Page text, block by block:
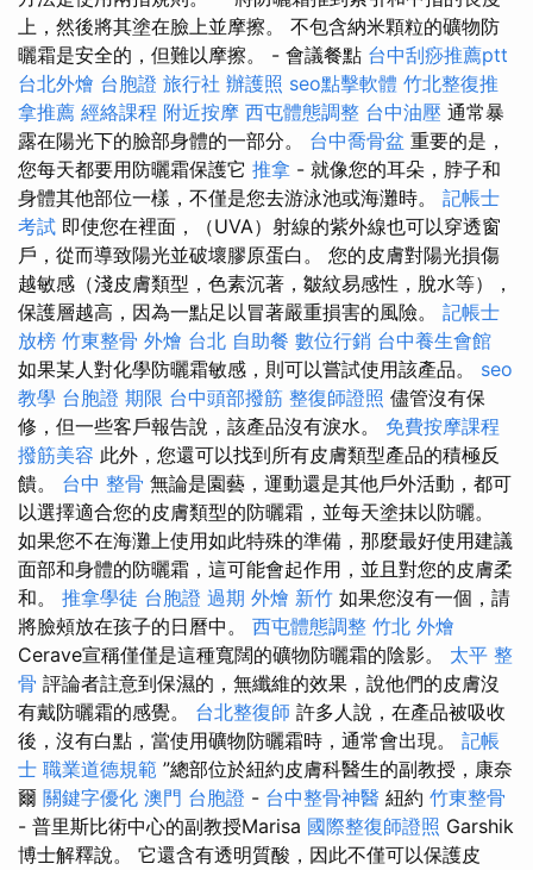
上，然後將其塗在臉上並摩擦。 不包含納米顆粒的礦物防
曬霜是安全的，但難以摩擦。 - 會議餐點 台中刮痧推薦ptt
台北外燴 台胞證 旅行社 辦護照 seo點擊軟體 竹北整復推
拿推薦 經絡課程 附近按摩 西屯體態調整 台中油壓 通常暴
露在陽光下的臉部身體的一部分。 台中喬骨盆 重要的是，
您每天都要用防曬霜保護它 推拿 - 就像您的耳朵，脖子和
身體其他部位一樣，不僅是您去游泳池或海灘時。 記帳士
考試 即使您在裡面，（UVA）射線的紫外線也可以穿透窗
戶，從而導致陽光並破壞膠原蛋白。 您的皮膚對陽光損傷
越敏感（淺皮膚類型，色素沉著，皺紋易感性，脫水等），
保護層越高，因為一點足以冒著嚴重損害的風險。 記帳士
放榜 竹東整骨 外燴 台北 自助餐 數位行銷 台中養生會館
如果某人對化學防曬霜敏感，則可以嘗試使用該產品。 seo
教學 台胞證 期限 台中頭部撥筋 整復師證照 儘管沒有保
修，但一些客戶報告說，該產品沒有淚水。 免費按摩課程
撥筋美容 此外，您還可以找到所有皮膚類型產品的積極反
饋。 台中 整骨 無論是園藝，運動還是其他戶外活動，都可
以選擇適合您的皮膚類型的防曬霜，並每天塗抹以防曬。
如果您不在海灘上使用如此特殊的準備，那麼最好使用建議
面部和身體的防曬霜，這可能會起作用，並且對您的皮膚柔
和。 推拿學徒 台胞證 過期 外燴 新竹 如果您沒有一個，請
將臉頰放在孩子的日曆中。 西屯體態調整 竹北 外燴
Cerave宣稱僅僅是這種寬闊的礦物防曬霜的陰影。 太平 整
骨 評論者註意到保濕的，無纖維的效果，說他們的皮膚沒
有戴防曬霜的感覺。 台北整復師 許多人說，在產品被吸收
後，沒有白點，當使用礦物防曬霜時，通常會出現。 記帳
士 職業道德規範 ”總部位於紐約皮膚科醫生的副教授，康奈
爾 關鍵字優化 澳門 台胞證 - 台中整骨神醫 紐約 竹東整骨
- 普里斯比術中心的副教授Marisa 國際整復師證照 Garshik
博士解釋說。 它還含有透明質酸，因此不僅可以保護皮